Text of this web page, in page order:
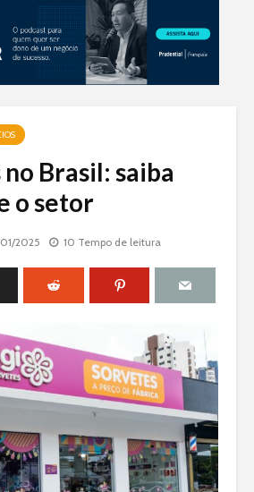
Brasil: saiba
o setor
2025 10 Tempo de leitura